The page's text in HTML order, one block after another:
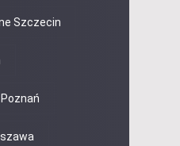
Szczecin